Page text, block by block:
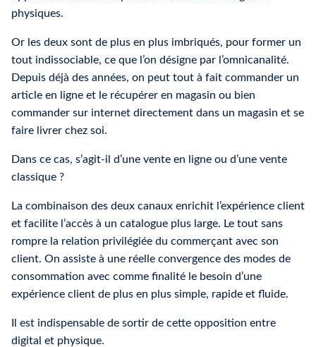
physiques.
Or les deux sont de plus en plus imbriqués, pour former un
tout indissociable, ce que l’on désigne par l’omnicanalité.
Depuis déjà des années, on peut tout à fait commander un
article en ligne et le récupérer en magasin ou bien
commander sur internet directement dans un magasin et se
faire livrer chez soi.
Dans ce cas, s’agit-il d’une vente en ligne ou d’une vente
classique ?
La combinaison des deux canaux enrichit l’expérience client
et facilite l’accès à un catalogue plus large. Le tout sans
rompre la relation privilégiée du commerçant avec son
client. On assiste à une réelle convergence des modes de
consommation avec comme finalité le besoin d’une
expérience client de plus en plus simple, rapide et fluide.
Il est indispensable de sortir de cette opposition entre
digital et physique.